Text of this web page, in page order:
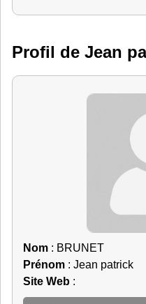
Profil de Jean
Nom : BRUNET
Prénom : Jean patrick
Site Web :